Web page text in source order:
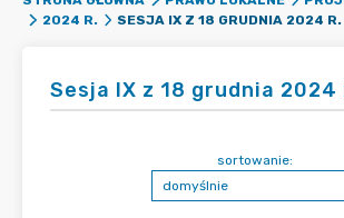
2024 R.
SESJA IX Z 18 GRUDNIA 2024 R.
Sesja IX z 18 grudnia 2024
sortowanie: